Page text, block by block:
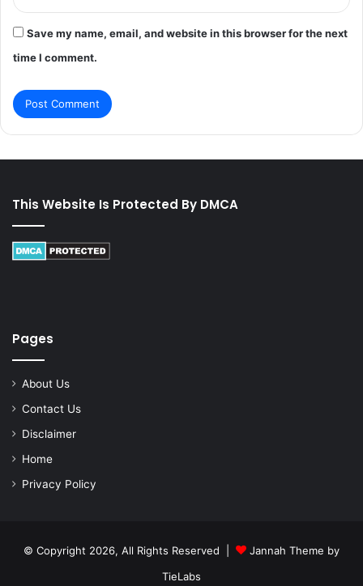
Save my name, email, and website in this browser for the next
time I comment.
This Website Is Protected By DMCA
Pages
About Us
Contact Us
Disclaimer
Home
Privacy Policy
© Copyright 2026, All Rights Reserved |
Jannah Theme by
TieLabs